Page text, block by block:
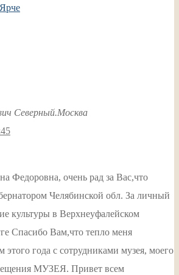
Северный.Москва
Федоровна, очень рад за Вас,что
Челябинской обл. За личный
культуры в Верхнеуфалейском
Спасибо Вам,что тепло меня
этого года с сотрудниками музея, моего
МУЗЕЯ. Привет всем